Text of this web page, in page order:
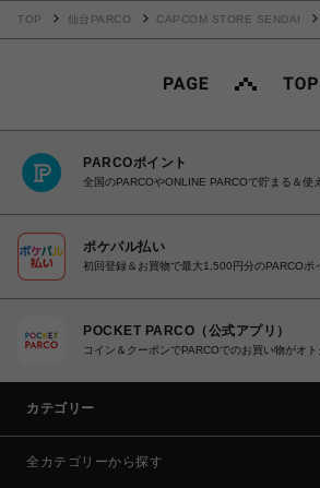
TOP 仙台PARCO CAPCOM STORE SENDAI
PARCOポイント
全国のPARCOやONLINE PARCOで貯まる＆使
ポケパル払い
初回登録＆お買物で最大1,500円分のPARCOポ
POCKET PARCO（公式アプリ）
コイン＆クーポンでPARCOでのお買い物がオト
カテゴリー
全カテゴリーから探す